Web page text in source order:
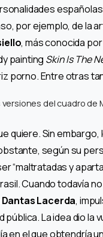
por ejemplo, de la
, más conocida
painting Skin Is The
porno. Entre otras
del cuadro de
quiere. Sin
según su
“maltratadas y
Cuando todavía
Lacerda,
La idea dio la
en el que obtendría